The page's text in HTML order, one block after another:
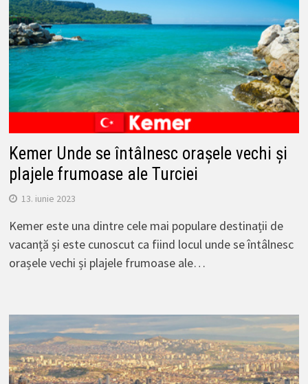
Kemer Unde se întâlnesc orașele vechi și
plajele frumoase ale Turciei
13. iunie 2023
Kemer este una dintre cele mai populare destinații de
vacanță și este cunoscut ca fiind locul unde se întâlnesc
orașele vechi și plajele frumoase ale…